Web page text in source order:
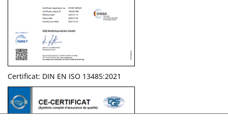
Certificat: DIN EN ISO 13485:2021